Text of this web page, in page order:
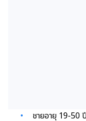
ชายอายุ 19-50